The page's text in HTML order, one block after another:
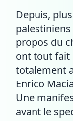
Depuis,
propos du
ont tout fait
totalement
Enrico
Une
avant le